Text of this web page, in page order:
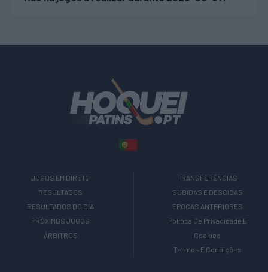
JOGOS EM DIRETO
RESULTADOS
RESULTADOS DO DIA
PRÓXIMOS JOGOS
ÁRBITROS
TRANSFERÊNCIAS
SUBIDAS E DESCIDAS
ÉPOCAS ANTERIORES
Política De Privacidade E
Cookies
Termos E Condições